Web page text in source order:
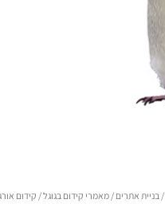
/ בניית אתרים / מאמרי קידום בגוגל/ קידום